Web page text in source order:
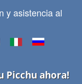
y asistencia al
Picchu ahora!